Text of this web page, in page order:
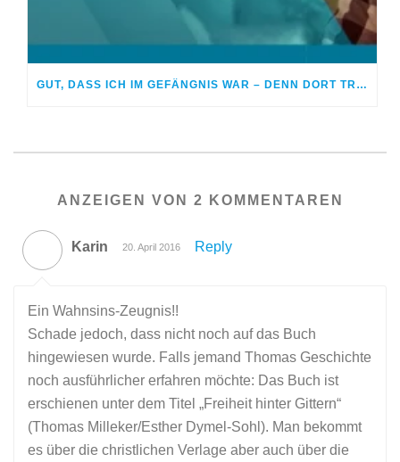
GUT, DASS ICH IM GEFÄNGNIS WAR – DENN DORT TRAF ICH GOTT
ANZEIGEN VON 2 KOMMENTAREN
Karin 20. April 2016 Reply
Ein Wahnsins-Zeugnis!!
Schade jedoch, dass nicht noch auf das Buch
hingewiesen wurde. Falls jemand Thomas Geschichte
noch ausführlicher erfahren möchte: Das Buch ist
erschienen unter dem Titel „Freiheit hinter Gittern“
(Thomas Milleker/Esther Dymel-Sohl). Man bekommt
es über die christlichen Verlage aber auch über die